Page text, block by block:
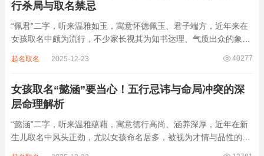
行杀局与取名禁忌
“佩君”二字，听来温雅如玉，寓意怀德佩玉、君子端方，近年来在
女孩取名中颇为流行，不少家长视其为知书达理、气质出众的象
察“佩君”之象，实藏金气过旺、木土受制之局，若不顾命主五行强
40277
起名取名 2025-12-23
女孩取名“懿涵”要当心！五行忌讳与命局冲突的深
层命理解析
“懿涵”二字，听来温雅蕴藉，寓意德行高尚、涵养深厚，近年在新
生儿取名中风头正劲，尤以女孩命名居多，被视为才情与品性的完